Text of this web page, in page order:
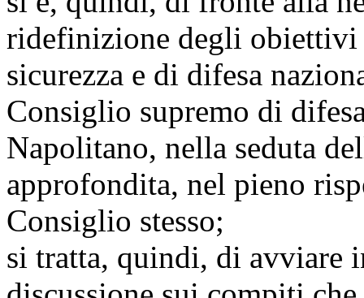
ridefinizione degli obiettivi
sicurezza e di difesa
Consiglio supremo di
Napolitano, nella seduta
approfondita, nel pieno
Consiglio stesso;
si tratta, quindi, di avviare